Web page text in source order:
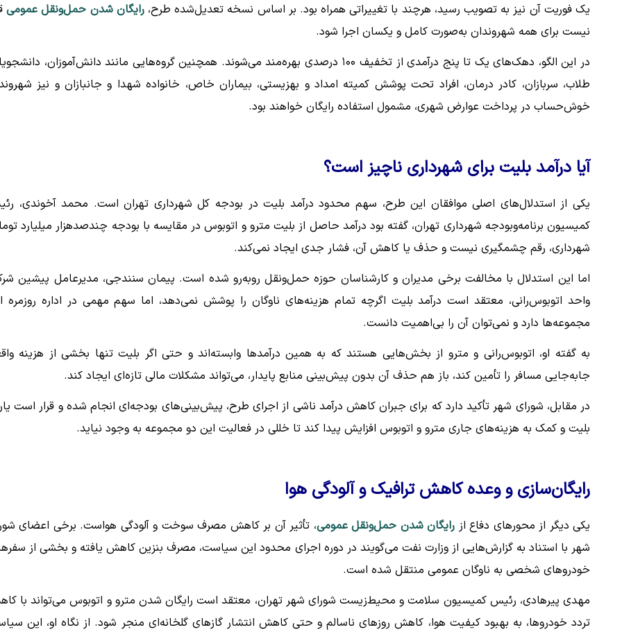
یک فوریت آن نیز به تصویب رسید، هرچند با تغییراتی همراه بود. بر اساس نسخه تعدیل‌شده طرح،رایگان شدن حمل‌ونقل عمومی
نیست برای همه شهروندان به‌صورت کامل و یکسان اجرا شود.
در این الگو، دهک‌های یک تا پنج درآمدی از تخفیف ۱۰۰ درصدی بهره‌مند می‌شوند. همچنین گروه‌هایی مانند دانش‌آموزان،
طلاب، سربازان، کادر درمان، افراد تحت پوشش کمیته امداد و بهزیستی، بیماران خاص، خانواده شهدا و جانبازان و نیز
خوش‌حساب در پرداخت عوارض شهری، مشمول استفاده رایگان خواهند بود.
آیا درآمد بلیت برای شهرداری ناچیز است؟
یکی از استدلال‌های اصلی موافقان این طرح، سهم محدود درآمد بلیت در بودجه کل شهرداری تهران است. محمد آخوندی،
کمیسیون برنامه‌وبودجه شهرداری تهران، گفته بود درآمد حاصل از بلیت مترو و اتوبوس در مقایسه با بودجه چندصدهزار میلیارد
شهرداری، رقم چشمگیری نیست و حذف یا کاهش آن، فشار جدی ایجاد نمی‌کند.
اما این استدلال با مخالفت برخی مدیران و کارشناسان حوزه حمل‌ونقل روبه‌رو شده است. پیمان سنندجی، مدیرعامل پیشین
واحد اتوبوس‌رانی، معتقد است درآمد بلیت اگرچه تمام هزینه‌های ناوگان را پوشش نمی‌دهد، اما سهم مهمی در اداره روزمره
مجموعه‌ها دارد و نمی‌توان آن را بی‌اهمیت دانست.
به گفته او، اتوبوس‌رانی و مترو از بخش‌هایی هستند که به همین درآمدها وابسته‌اند و حتی اگر بلیت تنها بخشی از هزینه
جابه‌جایی مسافر را تأمین کند، باز هم حذف آن بدون پیش‌بینی منابع پایدار، می‌تواند مشکلات مالی تازه‌ای ایجاد کند.
در مقابل، شورای شهر تأکید دارد که برای جبران کاهش درآمد ناشی از اجرای طرح، پیش‌بینی‌های بودجه‌ای انجام شده و قرار است
بلیت و کمک به هزینه‌های جاری مترو و اتوبوس افزایش پیدا کند تا خللی در فعالیت این دو مجموعه به وجود نیاید.
رایگان‌سازی و وعده کاهش ترافیک و آلودگی هوا
یکی دیگر از محورهای دفاع از رایگان شدن حمل‌ونقل عمومی، تأثیر آن بر کاهش مصرف سوخت و آلودگی هواست. برخی اعضای
شهر با استناد به گزارش‌هایی از وزارت نفت می‌گویند در دوره اجرای محدود این سیاست، مصرف بنزین کاهش یافته و بخشی از
خودروهای شخصی به ناوگان عمومی منتقل شده است.
مهدی پیرهادی، رئیس کمیسیون سلامت و محیط‌زیست شورای شهر تهران، معتقد است رایگان شدن مترو و اتوبوس می‌تواند با
تردد خودروها، به بهبود کیفیت هوا، کاهش روزهای ناسالم و حتی کاهش انتشار گازهای گلخانه‌ای منجر شود. از نگاه او، این